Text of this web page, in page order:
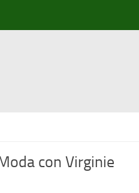
con Virginie